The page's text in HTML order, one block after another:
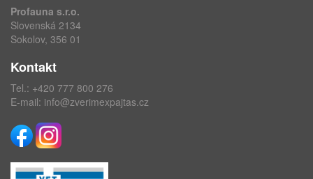
Profauna s.r.o.
Slovenská 2134
Sokolov, 356 01
Kontakt
Tel.: +420 777 800 276
E-mail: info@zverimexpajtas.cz